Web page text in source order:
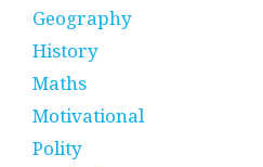
Geography
History
Maths
Motivational
Polity